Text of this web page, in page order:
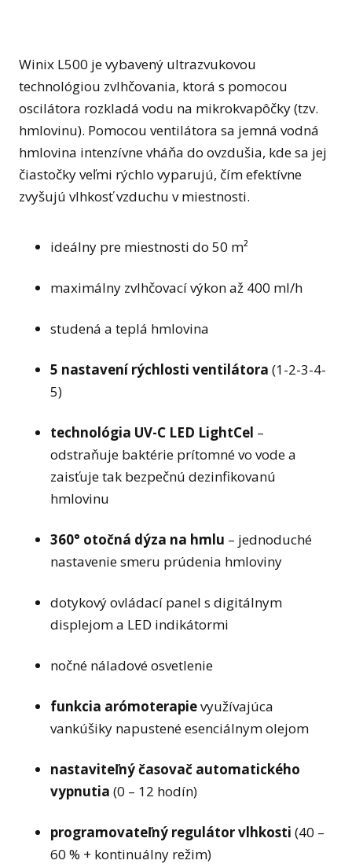
Winix L500 je vybavený ultrazvukovou
technológiou zvlhčovania, ktorá s pomocou
oscilátora rozkladá vodu na mikrokvapôčky (tzv.
hmlovinu). Pomocou ventilátora sa jemná vodná
hmlovina intenzívne vháňa do ovzdušia, kde sa jej
čiastočky veľmi rýchlo vyparujú, čím efektívne
zvyšujú vlhkosť vzduchu v miestnosti.
ideálny pre miestnosti do 50 m²
maximálny zvlhčovací výkon až 400 ml/h
studená a teplá hmlovina
5 nastavení rýchlosti ventilátora (1-2-3-4-
5)
technológia UV-C LED LightCel –
odstraňuje baktérie prítomné vo vode a
zaisťuje tak bezpečnú dezinfikovanú
hmlovinu
360° otočná dýza na hmlu – jednoduché
nastavenie smeru prúdenia hmloviny
dotykový ovládací panel s digitálnym
displejom a LED indikátormi
nočné náladové osvetlenie
funkcia arómoterapievyužívajúca
vankúšiky napustené esenciálnym olejom
nastaviteľný časovač automatického
vypnutia (0 – 12 hodín)
programovateľný regulátor vlhkosti (40 –
60 % + kontinuálny režim)